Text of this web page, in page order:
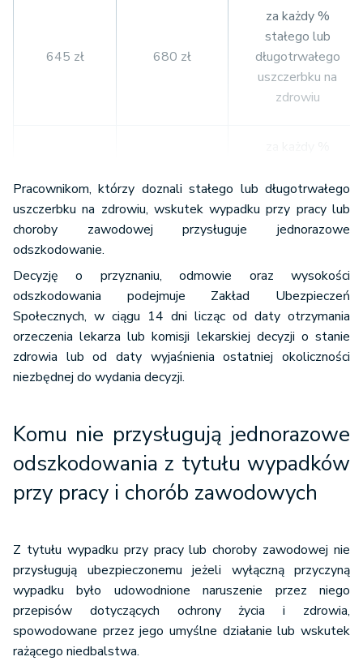
645 zł 680 zł
za każdy %
stałego lub
długotrwałego
uszczerbku na
zdrowiu
645 zł
długotrwałego
uszczerbku na
zdrowiu, z
zwiększenia
tego
uszczerbku co
najmniej o 10
punktów
11.287 zł 11.898 zł
orzeczenia
całkowitej
niezdolności do
pracy oraz
samodzielnej
egzystencji
ubezpieczonego
z tytułu
Pracownikom, którzy doznali stałego lub długotrwałego
uszczerbku na zdrowiu, wskutek wypadku przy pracy lub
choroby zawodowej przysługuje jednorazowe
odszkodowanie.
Decyzję o przyznaniu, odmowie oraz wysokości
odszkodowania podejmuje Zakład Ubezpieczeń
Społecznych, w ciągu 14 dni licząc od daty otrzymania
orzeczenia lekarza lub komisji lekarskiej decyzji o stanie
zdrowia lub od daty wyjaśnienia ostatniej okoliczności
niezbędnej do wydania decyzji.
Komu nie przysługują jednorazowe
odszkodowania z tytułu wypadków
przy pracy i chorób zawodowych
Z tytułu wypadku przy pracy lub choroby zawodowej nie
przysługują ubezpieczonemu jeżeli wyłączną przyczyną
wypadku było udowodnione naruszenie przez niego
przepisów dotyczących ochrony życia i zdrowia,
spowodowane przez jego umyślne działanie lub wskutek
rażącego niedbalstwa.